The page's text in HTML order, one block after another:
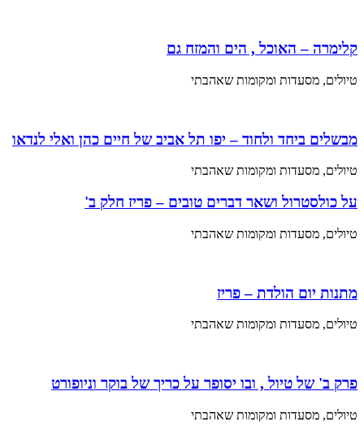
קלימרה – האוכל , הים והמזח גם
טיולים, מסעדות ומקומות שאהבתי
מבשלים ביחד ולחוד – יפו תל אביב של חיים כהן ואלי לנדאו
טיולים, מסעדות ומקומות שאהבתי
על כולסטרול ושאר דברים טובים – פריז חלק ב'
טיולים, מסעדות ומקומות שאהבתי
מתנות יום הולדת – פריז
טיולים, מסעדות ומקומות שאהבתי
פרק ב' של טיול , ובו יסופר על כריך של בוקר וניופורט
טיולים, מסעדות ומקומות שאהבתי